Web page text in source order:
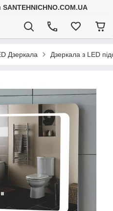
SANTEHNICHNO.COM.UA
Дзеркала Дзеркала з LED